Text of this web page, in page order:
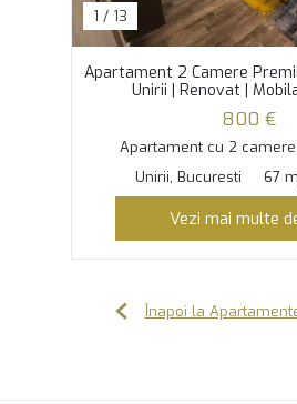
1 / 13
Apartament 2 Camere
Unirii | Renovat |
800 €
Apartament cu 2
Unirii, Bucuresti
67
Vezi mai multe
Înapoi la